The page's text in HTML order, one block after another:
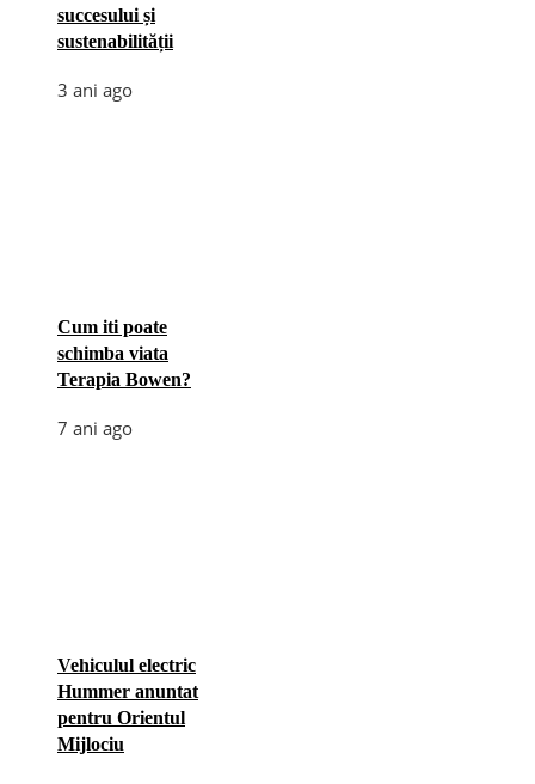
succesului și
sustenabilității
3 ani ago
Cum iti poate
schimba viata
Terapia Bowen?
7 ani ago
Vehiculul electric
Hummer anuntat
pentru Orientul
Mijlociu